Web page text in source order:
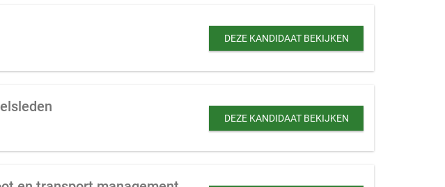
DEZE KANDIDAAT BEKIJKEN
DEZE KANDIDAAT BEKIJKEN